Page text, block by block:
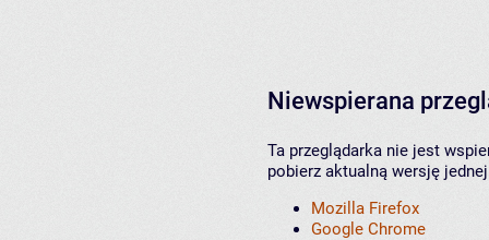
Niewspierana
Ta przeglądarka nie jest
pobierz aktualną wersję
Mozilla Firefox
Google Chrome